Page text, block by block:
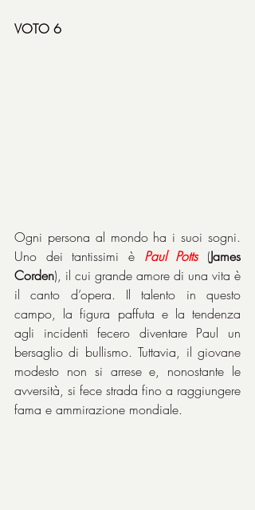
VOTO 6
Ogni persona al mondo ha i suoi sogni.
Uno dei tantissimi è Paul Potts (James
Corden), il cui grande amore di una vita è
il canto d’opera. Il talento in questo
campo, la figura paffuta e la tendenza
agli incidenti fecero diventare Paul un
bersaglio di bullismo. Tuttavia, il giovane
modesto non si arrese e, nonostante le
avversità, si fece strada fino a raggiungere
fama e ammirazione mondiale.